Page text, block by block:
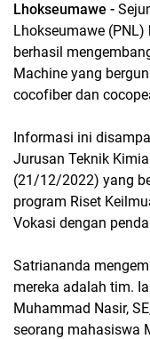
Lhokseumawe -
Lhokseumawe
berhasil
Machine yang
cocofiber dan
Informasi ini
Jurusan Teknik
(21/12/2022) yang
program Riset
Vokasi dengan
Satriananda
mereka adalah tim.
Muhammad Nasir,
seorang mahasiswa